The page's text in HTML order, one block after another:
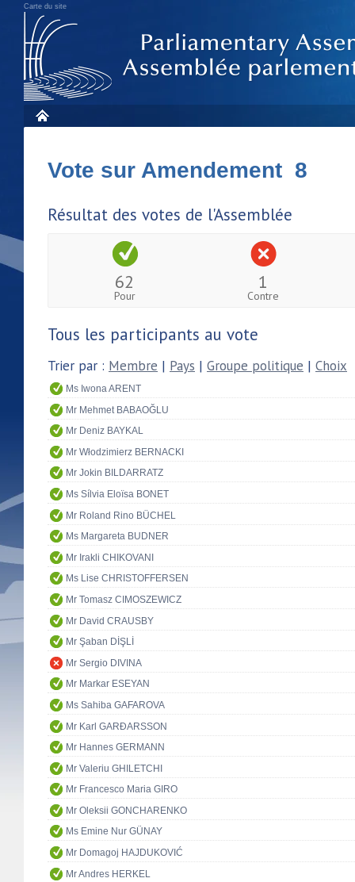
Carte du site
Vote sur Amendement 8
Résultat des votes de l'Assemblée
62
Pour
1
Contre
Tous les participants au vote
Trier par : Membre | Pays | Groupe politique | Choix
Ms Iwona ARENT
Mr Mehmet BABAOĞLU
Mr Deniz BAYKAL
Mr Włodzimierz BERNACKI
Mr Jokin BILDARRATZ
Ms Sílvia Eloïsa BONET
Mr Roland Rino BÜCHEL
Ms Margareta BUDNER
Mr Irakli CHIKOVANI
Ms Lise CHRISTOFFERSEN
Mr Tomasz CIMOSZEWICZ
Mr David CRAUSBY
Mr Şaban DİŞLİ
Mr Sergio DIVINA
Mr Markar ESEYAN
Ms Sahiba GAFAROVA
Mr Karl GARÐARSSON
Mr Hannes GERMANN
Mr Valeriu GHILETCHI
Mr Francesco Maria GIRO
Mr Oleksii GONCHARENKO
Ms Emine Nur GÜNAY
Mr Domagoj HAJDUKOVIĆ
Mr Andres HERKEL